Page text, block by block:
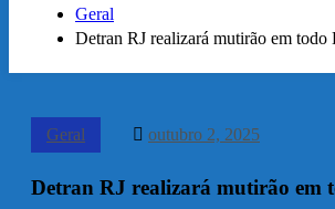
Geral
Detran RJ realizará mutirão em todo
Geral outubro 2, 2025
Detran RJ realizará mutirão em